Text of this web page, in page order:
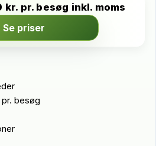
pr. besøg inkl. moms
Se priser
besøg